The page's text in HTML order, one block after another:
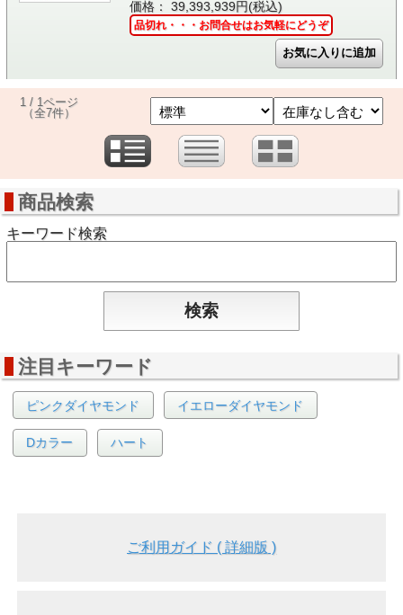
価格： 39,393,939円(税込)
品切れ・・・お問合せはお気軽にどうぞ
1 / 1ページ
（全7件）
商品検索
キーワード検索
注目キーワード
ピンクダイヤモンド イエローダイヤモンド
Dカラー ハート
ご利用ガイド ( 詳細版 )